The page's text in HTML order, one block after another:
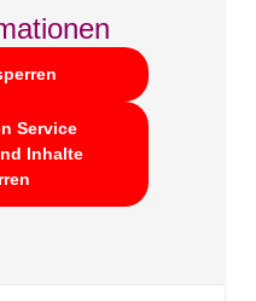
Service
Inhalte